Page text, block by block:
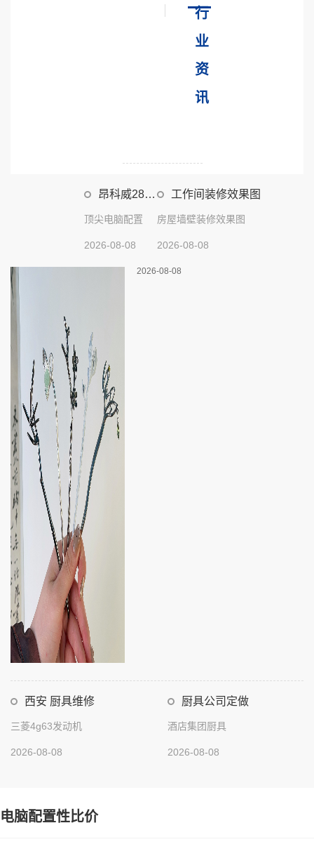
行
业
资
讯
昂科威28t
顶尖电脑配置
2026-08-08
工作间装修效果图
房屋墙壁装修效果图
2026-08-08
2026-08-08
西安 厨具维修
三菱4g63发动机
2026-08-08
厨具公司定做
酒店集团厨具
2026-08-08
电脑配置性比价